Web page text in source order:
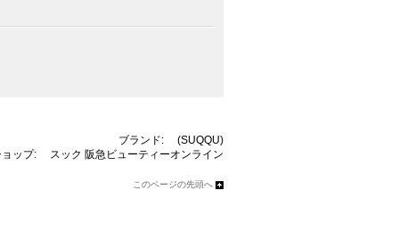
ブランド: (SUQQU)
ョップ: スック 阪急ビューティーオンライン
このページの先頭へ